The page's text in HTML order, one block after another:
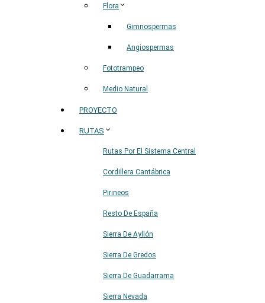
Flora
Gimnospermas
Angiospermas
Fototrampeo
Medio Natural
PROYECTO
RUTAS
Rutas Por El Sistema Central
Cordillera Cantábrica
Pirineos
Resto De España
Sierra De Ayllón
Sierra De Gredos
Sierra De Guadarrama
Sierra Nevada